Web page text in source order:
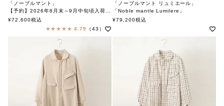
「ノーブルマント」
【予約】2026年8月末～9月中旬頃入荷予定
「Noble Mantle」
¥72,600税込
4.79
（43）
「ノーブルマント リュミエール」
「Noble mantle Lumilere」
soutiencollar(ステンカラー)
¥79,200税込